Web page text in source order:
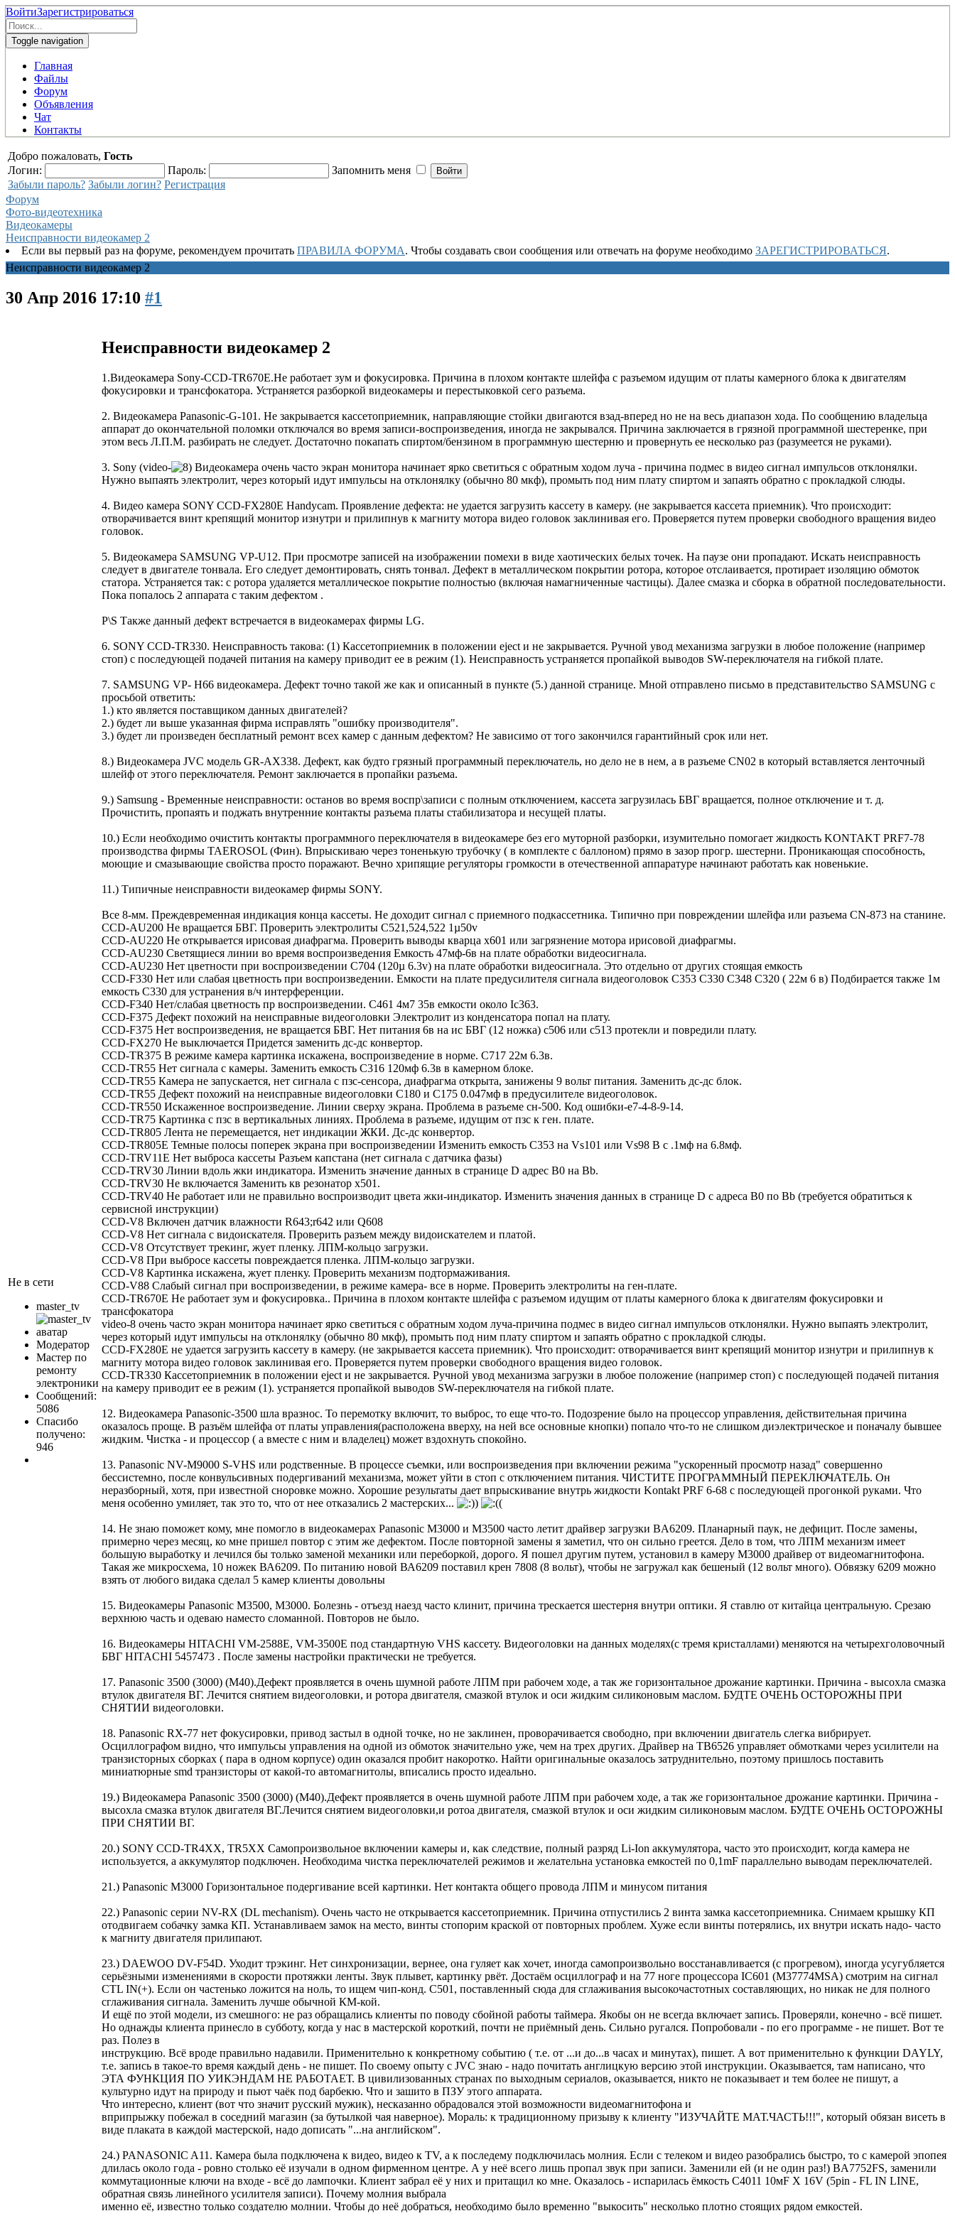
ВойтиЗарегистрироваться
Toggle navigation
Главная
Файлы
Форум
Объявления
Чат
Контакты
Добро пожаловать, Гость
Логин:
Пароль:
Запомнить меня
Забыли пароль? Забыли логин? Регистрация
Форум
Фото-видеотехника
Видеокамеры
Неисправности видеокамер 2
Если вы первый раз на форуме, рекомендуем прочитать ПРАВИЛА ФОРУМА. Чтобы создавать свои сообщения или отвечать на форуме необходимо ЗАРЕГИСТРИРОВАТЬСЯ.
Неисправности видеокамер 2
30 Апр 2016 17:10 #1
Не в сети
master_tv
Модератор
Мастер по
ремонту
электроники
Сообщений:
5086
Спасибо
получено:
946
Неисправности видеокамер 2
1.Видеокамера Sony-CCD-TR670E.Не работает зум и фокусировка. Причина в плохом контакте шлейфа с разъемом идущим от платы камерного блока к двигателям
фокусировки и трансфокатора. Устраняется разборкой видеокамеры и перестыковкой сего разъема.
2. Видеокамера Panasonic-G-101. Не закрывается кассетоприемник, направляющие стойки двигаются взад-вперед но не на весь диапазон хода. По сообщению владельца
аппарат до окончательной поломки отключался во время записи-воспроизведения, иногда не закрывался. Причина заключается в грязной программной шестеренке, при
этом весь Л.П.М. разбирать не следует. Достаточно покапать спиртом/бензином в программную шестерню и провернуть ее несколько раз (разумеется не руками).
3. Sony (video-
Видеокамера очень часто экран монитора начинает ярко светиться с обратным ходом луча - причина подмес в видео сигнал импульсов отклонялки.
Нужно выпаять электролит, через который идут импульсы на отклонялку (обычно 80 мкф), промыть под ним плату спиртом и запаять обратно с прокладкой слюды.
4. Видео камера SONY CCD-FX280E Handycam. Проявление дефекта: не удается загрузить кассету в камеру. (не закрывается кассета приемник). Что происходит:
отворачивается винт крепящий монитор изнутри и прилипнув к магниту мотора видео головок заклинивая его. Проверяется путем проверки свободного вращения видео
головок.
5. Видеокамера SAMSUNG VP-U12. При просмотре записей на изображении помехи в виде хаотических белых точек. На паузе они пропадают. Искать неисправность
следует в двигателе тонвала. Его следует демонтировать, снять тонвал. Дефект в металлическом покрытии ротора, которое отслаивается, протирает изоляцию обмоток
статора. Устраняется так: с ротора удаляется металлическое покрытие полностью (включая намагниченные частицы). Далее смазка и сборка в обратной последовательности.
Пока попалось 2 аппарата с таким дефектом .
P\S Также данный дефект встречается в видеокамерах фирмы LG.
6. SONY CCD-TR330. Неисправность такова: (1) Кассетоприемник в положении eject и не закрывается. Ручной увод механизма загрузки в любое положение (например
стоп) с последующей подачей питания на камеру приводит ее в режим (1). Неисправность устраняется пропайкой выводов SW-переключателя на гибкой плате.
7. SAMSUNG VP- H66 видеокамера. Дефект точно такой же как и описанный в пункте (5.) данной странице. Мной отправлено письмо в представительство SAMSUNG с
просьбой ответить:
1.) кто является поставщиком данных двигателей?
2.) будет ли выше указанная фирма исправлять "ошибку производителя".
3.) будет ли произведен бесплатный ремонт всех камер с данным дефектом? Не зависимо от того закончился гарантийный срок или нет.
8.) Видеокамера JVC модель GR-AX338. Дефект, как будто грязный программный переключатель, но дело не в нем, а в разъеме CN02 в который вставляется ленточный
шлейф от этого переключателя. Ремонт заключается в пропайки разъема.
9.) Samsung - Временные неисправности: останов во время воспр\записи с полным отключением, кассета загрузилась БВГ вращается, полное отключение и т. д.
Прочистить, пропаять и поджать внутренние контакты разъема платы стабилизатора и несущей платы.
10.) Если необходимо очистить контакты программного переключателя в видеокамере без его муторной разборки, изумительно помогает жидкость KONTAKT PRF7-78
производства фирмы TAEROSOL (Фин). Впрыскиваю через тоненькую трубочку ( в комплекте с баллоном) прямо в зазор прогр. шестерни. Проникающая способность,
моющие и смазывающие свойства просто поражают. Вечно хрипящие регуляторы громкости в отечественной аппаратуре начинают работать как новенькие.
11.) Типичные неисправности видеокамер фирмы SONY.
Все 8-мм. Преждевременная индикация конца кассеты. Не доходит сигнал с приемного подкассетника. Типично при повреждении шлейфа или разъема CN-873 на станине.
CCD-AU200 Не вращается БВГ. Проверить электролиты C521,524,522 1µ50v
CCD-AU220 Не открывается ирисовая диафрагма. Проверить выводы кварца х601 или загрязнение мотора ирисовой диафрагмы.
CCD-AU230 Светящиеся линии во время воспроизведения Емкость 47мф-6в на плате обработки видеосигнала.
CCD-AU230 Нет цветности при воспроизведении C704 (120µ 6.3v) на плате обработки видеосигнала. Это отдельно от других стоящая емкость
CCD-F330 Нет или слабая цветность при воспроизведении. Емкости на плате предусилителя сигнала видеоголовок C353 C330 C348 C320 ( 22м 6 в) Подбирается также 1м
емкость C330 для устранения в/ч интерференции.
CCD-F340 Нет/слабая цветность пр воспроизведении. C461 4м7 35в емкости около Ic363.
CCD-F375 Дефект похожий на неисправные видеоголовки Электролит из конденсатора попал на плату.
CCD-F375 Нет воспроизведения, не вращается БВГ. Нет питания 6в на ис БВГ (12 ножка) с506 или с513 протекли и повредили плату.
CCD-FX270 Не выключается Придется заменить дс-дс конвертор.
CCD-TR375 В режиме камера картинка искажена, воспроизведение в норме. C717 22м 6.3в.
CCD-TR55 Нет сигнала с камеры. Заменить емкость C316 120мф 6.3в в камерном блоке.
CCD-TR55 Камера не запускается, нет сигнала с пзс-сенсора, диафрагма открыта, занижены 9 вольт питания. Заменить дс-дс блок.
CCD-TR55 Дефект похожий на неисправные видеоголовки C180 и C175 0.047мф в предусилителе видеоголовок.
CCD-TR550 Искаженное воспроизведение. Линии сверху экрана. Проблема в разъеме сн-500. Код ошибки-е7-4-8-9-14.
CCD-TR75 Картинка с пзс в вертикальных линиях. Проблема в разъеме, идущим от пзс к ген. плате.
CCD-TR805 Лента не перемещается, нет индикации ЖКИ. Дс-дс конвертор.
CCD-TR805E Темные полосы поперек экрана при воспроизведении Изменить емкость C353 на Vs101 или Vs98 B с .1мф на 6.8мф.
CCD-TRV11E Нет выброса кассеты Разъем капстана (нет сигнала с датчика фазы)
CCD-TRV30 Линии вдоль жки индикатора. Изменить значение данных в странице D адрес B0 на Bb.
CCD-TRV30 Не включается Заменить кв резонатор х501.
CCD-TRV40 Не работает или не правильно воспроизводит цвета жки-индикатор. Изменить значения данных в странице D с адреса B0 по Bb (требуется обратиться к
сервисной инструкции)
CCD-V8 Включен датчик влажности R643;r642 или Q608
CCD-V8 Нет сигнала с видоискателя. Проверить разъем между видоискателем и платой.
CCD-V8 Отсутствует трекинг, жует пленку. ЛПМ-кольцо загрузки.
CCD-V8 При выбросе кассеты повреждается пленка. ЛПМ-кольцо загрузки.
CCD-V8 Картинка искажена, жует пленку. Проверить механизм подтормаживания.
CCD-V88 Слабый сигнал при воспроизведении, в режиме камера- все в норме. Проверить электролиты на ген-плате.
CCD-TR670E Не работает зум и фокусировка.. Причина в плохом контакте шлейфа с разъемом идущим от платы камерного блока к двигателям фокусировки и
трансфокатора
video-8 очень часто экран монитора начинает ярко светиться с обратным ходом луча-причина подмес в видео сигнал импульсов отклонялки. Нужно выпаять электролит,
через который идут импульсы на отклонялку (обычно 80 мкф), промыть под ним плату спиртом и запаять обратно с прокладкой слюды.
CCD-FX280E не удается загрузить кассету в камеру. (не закрывается кассета приемник). Что происходит: отворачивается винт крепящий монитор изнутри и прилипнув к
магниту мотора видео головок заклинивая его. Проверяется путем проверки свободного вращения видео головок.
CCD-TR330 Кассетоприемник в положении eject и не закрывается. Ручной увод механизма загрузки в любое положение (например стоп) с последующей подачей питания
на камеру приводит ее в режим (1). устраняется пропайкой выводов SW-переключателя на гибкой плате.
12. Видеокамера Panasonic-3500 шла вразнос. То перемотку включит, то выброс, то еще что-то. Подозрение было на процессор управления, действительная причина
оказалось проще. В разъём шлейфа от платы управления(расположена вверху, на ней все основные кнопки) попало что-то не слишком диэлектрическое и поначалу бывшее
жидким. Чистка - и процессор ( а вместе с ним и владелец) может вздохнуть спокойно.
13. Panasonic NV-M9000 S-VHS или родственные. В процессе съемки, или воспроизведения при включении режима "ускоренный просмотр назад" совершенно
бессистемно, после конвульсивных подергиваний механизма, может уйти в стоп с отключением питания. ЧИСТИТЕ ПРОГРАММНЫЙ ПЕРЕКЛЮЧАТЕЛЬ. Он
неразборный, хотя, при известной сноровке можно. Хорошие результаты дает впрыскивание внутрь жидкости Kontakt PRF 6-68 с последующей прогонкой руками. Что
меня особенно умиляет, так это то, что от нее отказались 2 мастерских...
) (
14. Не знаю поможет кому, мне помогло в видеокамерах Panasonic М3000 и М3500 часто летит драйвер загрузки BA6209. Планарный паук, не дефицит. После замены,
примерно через месяц, ко мне пришел повтор с этим же дефектом. После повторной замены я заметил, что он сильно греется. Дело в том, что ЛПМ механизм имеет
большую выработку и лечился бы только заменой механики или переборкой, дорого. Я пошел другим путем, установил в камеру М3000 драйвер от видеомагнитофона.
Такая же микросхема, 10 ножек ВА6209. По питанию новой ВА6209 поставил крен 7808 (8 вольт), чтобы не загружал как бешеный (12 вольт много). Обвязку 6209 можно
взять от любого видака сделал 5 камер клиенты довольны
15. Видеокамеры Panasonic M3500, M3000. Болезнь - отъезд наезд часто клинит, причина трескается шестерня внутри оптики. Я ставлю от китайца центральную. Срезаю
верхнюю часть и одеваю наместо сломанной. Повторов не было.
16. Видеокамеры HITACHI VM-2588E, VM-3500E под стандартную VHS кассету. Видеоголовки на данных моделях(с тремя кристаллами) меняются на четырехголовочный
БВГ HITACHI 5457473 . После замены настройки практически не требуется.
17. Panasonic 3500 (3000) (M40).Дефект проявляется в очень шумной работе ЛПМ при рабочем ходе, а так же горизонтальное дрожание картинки. Причина - высохла смазка
втулок двигателя ВГ. Лечится снятием видеоголовки, и ротора двигателя, смазкой втулок и оси жидким силиконовым маслом. БУДТЕ ОЧЕНЬ ОСТОРОЖНЫ ПРИ
СНЯТИИ видеоголовки.
18. Panasonic RX-77 нет фокусировки, привод застыл в одной точке, но не заклинен, проворачивается свободно, при включении двигатель слегка вибрирует.
Осциллографом видно, что импульсы управления на одной из обмоток значительно уже, чем на трех других. Драйвер на TB6526 управляет обмотками через усилители на
транзисторных сборках ( пара в одном корпусе) один оказался пробит накоротко. Найти оригинальные оказалось затруднительно, поэтому пришлось поставить
миниатюрные smd транзисторы от какой-то автомагнитолы, вписались просто идеально.
19.) Видеокамера Panasonic 3500 (3000) (M40).Дефект проявляется в очень шумной работе ЛПМ при рабочем ходе, а так же горизонтальное дрожание картинки. Причина -
высохла смазка втулок двигателя ВГ.Лечится снятием видеоголовки,и ротоа двигателя, смазкой втулок и оси жидким силиконовым маслом. БУДТЕ ОЧЕНЬ ОСТОРОЖНЫ
ПРИ СНЯТИИ ВГ.
20.) SONY CCD-TR4XX, TR5XX Самопроизвольное включении камеры и, как следствие, полный разряд Li-Ion аккумулятора, часто это происходит, когда камера не
используется, а аккумулятор подключен. Необходима чистка переключателей режимов и желательна установка емкостей по 0,1mF параллельно выводам переключателей.
21.) Panasonic M3000 Горизонтальное подергивание всей картинки. Нет контакта общего провода ЛПМ и минусом питания
22.) Panasonic серии NV-RX (DL mechanism). Очень часто не открывается кассетоприемник. Причина отпустились 2 винта замка кассетоприемника. Снимаем крышку КП
отодвигаем собачку замка КП. Устанавливаем замок на место, винты стопорим краской от повторных проблем. Хуже если винты потерялись, их внутри искать надо- часто
к магниту двигателя прилипают.
23.) DAEWOO DV-F54D. Уходит трэкинг. Нет синхронизации, вернее, она гуляет как хочет, иногда самопроизвольно восстанавливается (с прогревом), иногда усугубляется
серьёзными изменениями в скорости протяжки ленты. Звук плывет, картинку рвёт. Достаём осциллограф и на 77 ноге процессора IC601 (M37774MSA) смотрим на сигнал
CTL IN(+). Если он частенько ложится на ноль, то ищем чип-конд. С501, поставленный сюда для сглаживания высокочастотных составляющих, но никак не для полного
сглаживания сигнала. Заменить лучше обычной КМ-кой.
И ещё по этой модели, из смешного: не раз обращались клиенты по поводу сбойной работы таймера. Якобы он не всегда включает запись. Проверяли, конечно - всё пишет.
Но однажды клиента принесло в субботу, когда у нас в мастерской короткий, почти не приёмный день. Сильно ругался. Попробовали - по его программе - не пишет. Вот те
раз. Полез в
инструкцию. Всё вроде правильно надавили. Применительно к конкретному событию ( т.е. от ...и до...в часах и минутах), пишет. А вот применительно к функции DAYLY,
т.е. запись в такое-то время каждый день - не пишет. По своему опыту с JVC знаю - надо почитать англицкую версию этой инструкции. Оказывается, там написано, что
ЭТА ФУНКЦИЯ ПО УИКЭНДАМ НЕ РАБОТАЕТ. В цивилизованных странах по выходным сериалов, оказывается, никто не показывает и тем более не пишут, а
культурно идут на природу и пьют чаёк под барбекю. Что и зашито в ПЗУ этого аппарата.
Что интересно, клиент (вот что значит русский мужик), несказанно обрадовался этой возможности видеомагнитофона и
вприпрыжку побежал в соседний магазин (за бутылкой чая наверное). Мораль: к традиционному призыву к клиенту "ИЗУЧАЙТЕ МАТ.ЧАСТЬ!!!", который обязан висеть в
виде плаката в каждой мастерской, надо дописать "...на английском".
24.) PANASONIC A11. Камера была подключена к видео, видео к TV, а к последему подключилась молния. Если с телеком и видео разобрались быстро, то с камерой эпопея
длилась около года - ровно столько её изучали в одном фирменном центре. А у неё всего лишь пропал звук при записи. Заменили ей (и не один раз!) BA7752FS, заменили
коммутационные ключи на входе - всё до лампочки. Клиент забрал её у них и притащил ко мне. Оказалось - испарилась ёмкость C4011 10мF X 16V (5pin - FL IN LINE,
обратная связь линейного усилителя записи). Почему молния выбрала
именно её, известно только создателю молнии. Чтобы до неё добраться, необходимо было временно "выкосить" несколько плотно стоящих рядом емкостей.